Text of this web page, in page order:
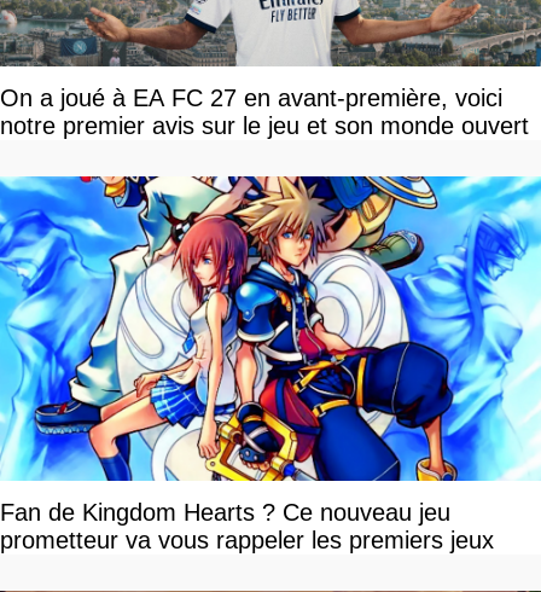
On a joué à EA FC 27 en avant-première, voici
notre premier avis sur le jeu et son monde ouvert
Fan de Kingdom Hearts ? Ce nouveau jeu
prometteur va vous rappeler les premiers jeux